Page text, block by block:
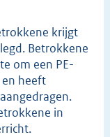
krijgt
Betrokkene
om een PE-
heeft
in